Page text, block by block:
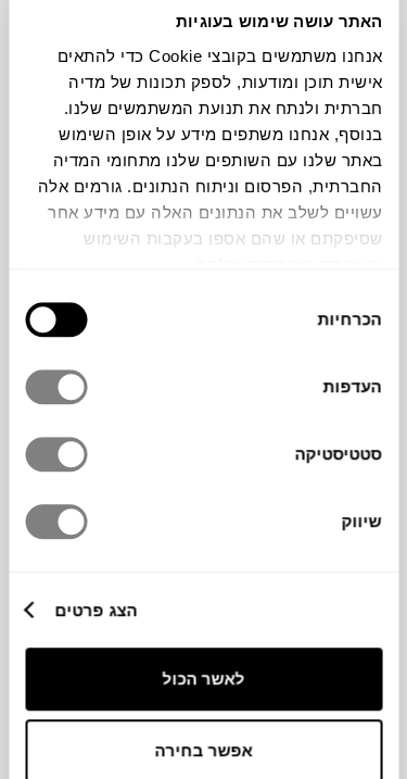
האתר עושה שימוש בעוגיות
אנחנו משתמשים בקובצי Cookie כדי להתאים
אישית תוכן ומודעות, לספק תכונות של מדיה
חברתית ולנתח את תנועת המשתמשים שלנו.
בנוסף, אנחנו משתפים מידע על אופן השימוש
באתר שלנו עם השותפים שלנו מתחומי המדיה
החברתית, הפרסום וניתוח הנתונים. גורמים אלה
עשויים לשלב את הנתונים האלה עם מידע אחר
שסיפקתם או שהם אספו בעקבות השימוש
הסכמה
הכרחיות
העדפות
סטטיסטיקה
שיווק
הצג פרטים
לאשר הכול
אפשר בחירה
להדמיית AI Design
תוכלו למצוא אותי ב:
צבעים
כורסה מעוצבת, חלק מסדרת Buffa למותג
, מתאפיינת בצורניות
רכה ומזמינה. עיצובה מחליף בצורה מודעת את
עגלגלים. מתאימה לחללים שמבקשים ליצור
חוויית ישיבה מרגיעה ומפתיעה כאחד. בהזמנה
מראש אפשר לבחור בדים נוספים במגוון צבעים.
75X76X88H ס"מ